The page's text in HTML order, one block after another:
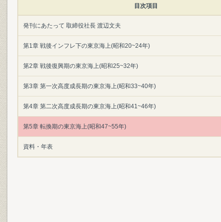
目次項目
発刊にあたって 取締役社長 渡辺文夫
第1章 戦後インフレ下の東京海上(昭和20~24年)
第2章 戦後復興期の東京海上(昭和25~32年)
第3章 第一次高度成長期の東京海上(昭和33~40年)
第4章 第二次高度成長期の東京海上(昭和41~46年)
第5章 転換期の東京海上(昭和47~55年)
資料・年表